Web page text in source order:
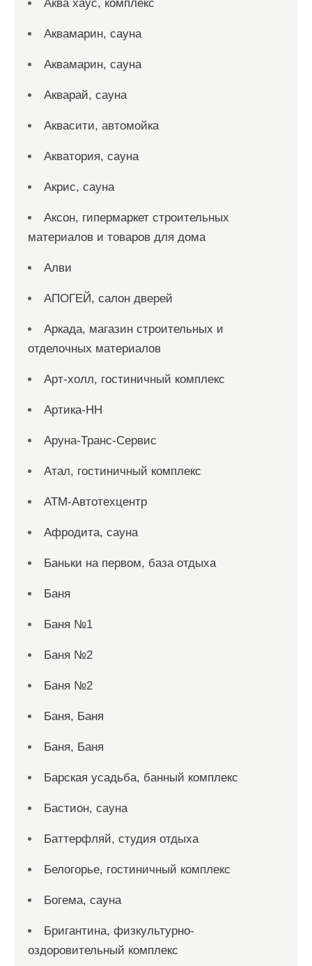
Аква хаус, комплекс
Аквамарин, сауна
Аквамарин, сауна
Акварай, сауна
Аквасити, автомойка
Акватория, сауна
Акрис, сауна
Аксон, гипермаркет строительных
материалов и товаров для дома
Алви
АПОГЕЙ, салон дверей
Аркада, магазин строительных и
отделочных материалов
Арт-холл, гостиничный комплекс
Артика-НН
Аруна-Транс-Сервис
Атал, гостиничный комплекс
АТМ-Автотехцентр
Афродита, сауна
Баньки на первом, база отдыха
Баня
Баня №1
Баня №2
Баня №2
Баня, Баня
Баня, Баня
Барская усадьба, банный комплекс
Бастион, сауна
Баттерфляй, студия отдыха
Белогорье, гостиничный комплекс
Богема, сауна
Бригантина, физкультурно-
оздоровительный комплекс